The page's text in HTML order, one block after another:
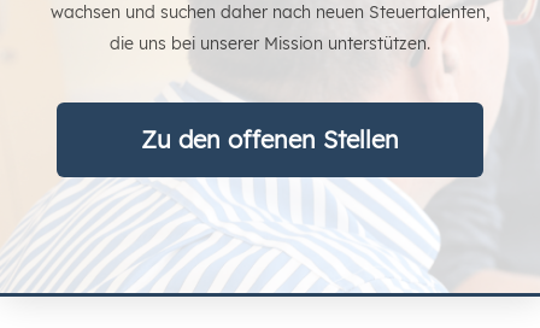
wachsen und suchen daher nach neuen Steuertalenten,
die uns bei unserer Mission unterstützen.
Zu den offenen Stellen